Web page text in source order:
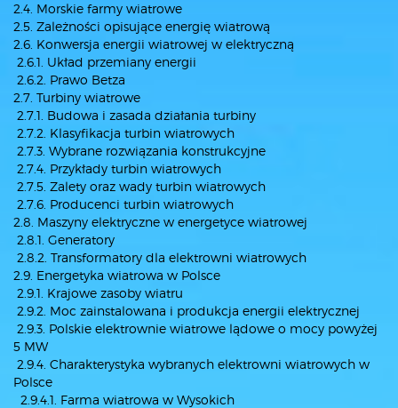
2.4. Morskie farmy wiatrowe
2.5. Zależności opisujące energię wiatrową
2.6. Konwersja energii wiatrowej w elektryczną
2.6.1. Układ przemiany energii
2.6.2. Prawo Betza
2.7. Turbiny wiatrowe
2.7.1. Budowa i zasada działania turbiny
2.7.2. Klasyfikacja turbin wiatrowych
2.7.3. Wybrane rozwiązania konstrukcyjne
2.7.4. Przykłady turbin wiatrowych
2.7.5. Zalety oraz wady turbin wiatrowych
2.7.6. Producenci turbin wiatrowych
2.8. Maszyny elektryczne w energetyce wiatrowej
2.8.1. Generatory
2.8.2. Transformatory dla elektrowni wiatrowych
2.9. Energetyka wiatrowa w Polsce
2.9.1. Krajowe zasoby wiatru
2.9.2. Moc zainstalowana i produkcja energii elektrycznej
2.9.3. Polskie elektrownie wiatrowe lądowe o mocy powyżej
5 MW
2.9.4. Charakterystyka wybranych elektrowni wiatrowych w
Polsce
2.9.4.1. Farma wiatrowa w Wysokich